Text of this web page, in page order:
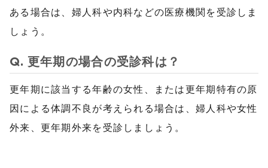
ある場合は、婦人科や内科などの医療機関を受診しま
しょう。
Q. 更年期の場合の受診科は？
更年期に該当する年齢の女性、または更年期特有の原
因による体調不良が考えられる場合は、婦人科や女性
外来、更年期外来を受診しましょう。